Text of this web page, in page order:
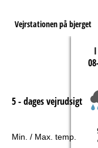
Vejrstationen på bjerget
5 - dages vejrudsigt
Min. / Max. temp.